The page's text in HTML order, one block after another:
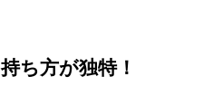
ち方が独特！